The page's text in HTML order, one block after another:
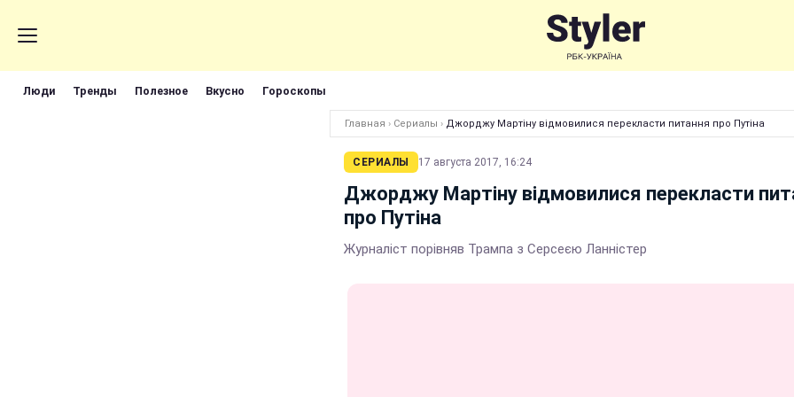
Люди Тренды Полезное Вкусно Гороскопы
Главная › Сериалы › Джорджу Мартіну відмовилися перекласти питання про Путіна
СЕРИАЛЫ 17 августа 2017, 16:24
Джорджу Мартіну відмовилися перекласти
про Путіна
Журналіст порівняв Трампа з Серсеєю Ланністер